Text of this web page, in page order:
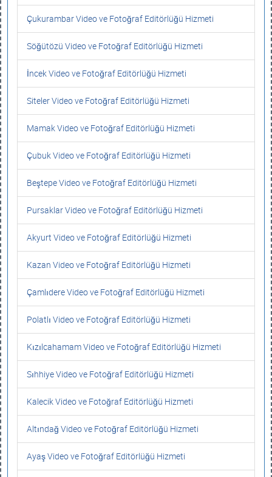
Çukurambar Video ve Fotoğraf Editörlüğü Hizmeti
Söğütözü Video ve Fotoğraf Editörlüğü Hizmeti
İncek Video ve Fotoğraf Editörlüğü Hizmeti
Siteler Video ve Fotoğraf Editörlüğü Hizmeti
Mamak Video ve Fotoğraf Editörlüğü Hizmeti
Çubuk Video ve Fotoğraf Editörlüğü Hizmeti
Beştepe Video ve Fotoğraf Editörlüğü Hizmeti
Pursaklar Video ve Fotoğraf Editörlüğü Hizmeti
Akyurt Video ve Fotoğraf Editörlüğü Hizmeti
Kazan Video ve Fotoğraf Editörlüğü Hizmeti
Çamlıdere Video ve Fotoğraf Editörlüğü Hizmeti
Polatlı Video ve Fotoğraf Editörlüğü Hizmeti
Kızılcahamam Video ve Fotoğraf Editörlüğü Hizmeti
Sıhhiye Video ve Fotoğraf Editörlüğü Hizmeti
Kalecik Video ve Fotoğraf Editörlüğü Hizmeti
Altındağ Video ve Fotoğraf Editörlüğü Hizmeti
Ayaş Video ve Fotoğraf Editörlüğü Hizmeti